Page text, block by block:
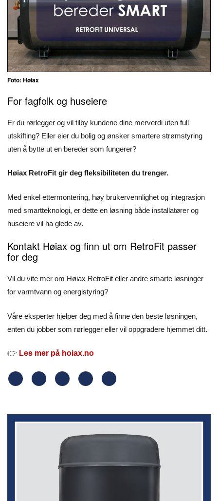
Foto: Høiax
For fagfolk og huseiere
Er du rørlegger og vil tilby kundene dine merverdi uten full
utskifting? Eller eier du bolig og ønsker smartere strømstyring
uten å bytte ut en bereder som fungerer?
Høiax RetroFit gir deg fleksibiliteten du trenger.
Med enkel ettermontering, høy brukervennlighet og integrasjon
med smartteknologi, er dette en løsning både installatører og
huseiere vil ha glede av.
Kontakt Høiax og finn ut om RetroFit passer
for deg
Vil du vite mer om Høiax RetroFit eller andre smarte løsninger
for varmtvann og energistyring?
Våre eksperter hjelper deg med å finne den beste løsningen,
enten du jobber som rørlegger eller vil oppgradere hjemmet ditt.
👉 Les mer på hoiax.no